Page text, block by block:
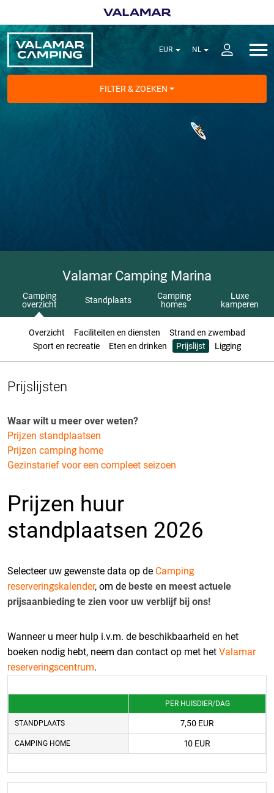
FILTER & ZOEKEN
Valamar Camping Marina
Camping
overzicht
Standplaats
Camping
homes
Luxe
kamperen
Overzicht Faciliteiten en diensten
Strand en zwembad
Sport en recreatie
Eten en drinken Prijslijst Ligging
Prijslijsten
Waar wilt u meer over weten?
Prijzen standplaatsen
Prijzen camping home
Gezinstarief voor een compleet seizoen
Prijzen huur
standplaatsen 2026
Selecteer uw gewenste data op de Camping
reserveringskalender, om de beste en meest actuele
prijsaanbieding te zien voor uw verblijf bij ons!
Wanneer u meer hulp i.v.m. de beschikbaarheid en het
boeken nodig hebt, neem dan contact op met het Valamar
reserveringscentrum.
PER HUISDIER/DAG
STANDPLAATS 7,50 EUR
CAMPING HOME 10 EUR